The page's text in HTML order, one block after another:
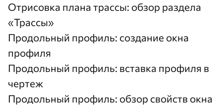
Отрисовка плана трассы: обзор раздела
«Трассы»
Продольный профиль: создание окна
профиля
Продольный профиль: вставка профиля в
чертеж
Продольный профиль: обзор свойств окна